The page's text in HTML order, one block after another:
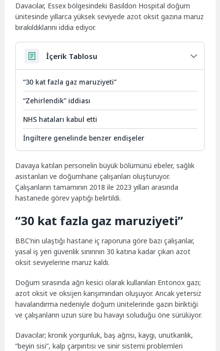
Davacılar, Essex bölgesindeki Basildon Hospital doğum
ünitesinde yıllarca yüksek seviyede azot oksit gazına maruz
bırakıldıklarını iddia ediyor.
İçerik Tablosu
“30 kat fazla gaz maruziyeti”
“Zehirlendik” iddiası
NHS hataları kabul etti
İngiltere genelinde benzer endişeler
Davaya katılan personelin büyük bölümünü ebeler, sağlık
asistanları ve doğumhane çalışanları oluşturuyor.
Çalışanların tamamının 2018 ile 2023 yılları arasında
hastanede görev yaptığı belirtildi.
“30 kat fazla gaz maruziyeti”
BBC’nin ulaştığı hastane iç raporuna göre bazı çalışanlar,
yasal iş yeri güvenlik sınırının 30 katına kadar çıkan azot
oksit seviyelerine maruz kaldı.
Doğum sırasında ağrı kesici olarak kullanılan Entonox gazı;
azot oksit ve oksijen karışımından oluşuyor. Ancak yetersiz
havalandırma nedeniyle doğum ünitelerinde gazın biriktiği
ve çalışanların uzun süre bu havayı soluduğu öne sürülüyor.
Davacılar; kronik yorgunluk, baş ağrısı, kaygı, unutkanlık,
“beyin sisi”, kalp çarpıntısı ve sinir sistemi problemleri